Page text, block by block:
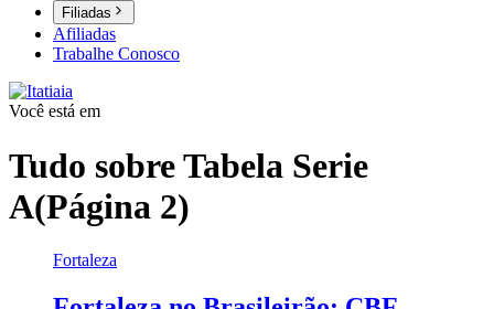
Filiadas
Afiliadas
Trabalhe Conosco
Você está em
Tudo sobreTabela Serie
A(Página 2)
Fortaleza